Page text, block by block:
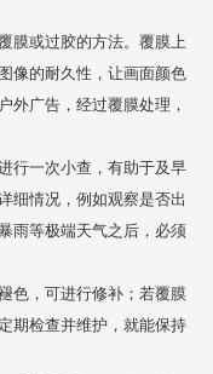
或过胶的方法。覆膜上
像的耐久性，让画面颜色
外广告，经过覆膜处理，
一次小查，有助于及早
细情况，例如观察是否出
雨等极端天气之后，必须
，可进行修补；若覆膜
期检查并维护，就能保持